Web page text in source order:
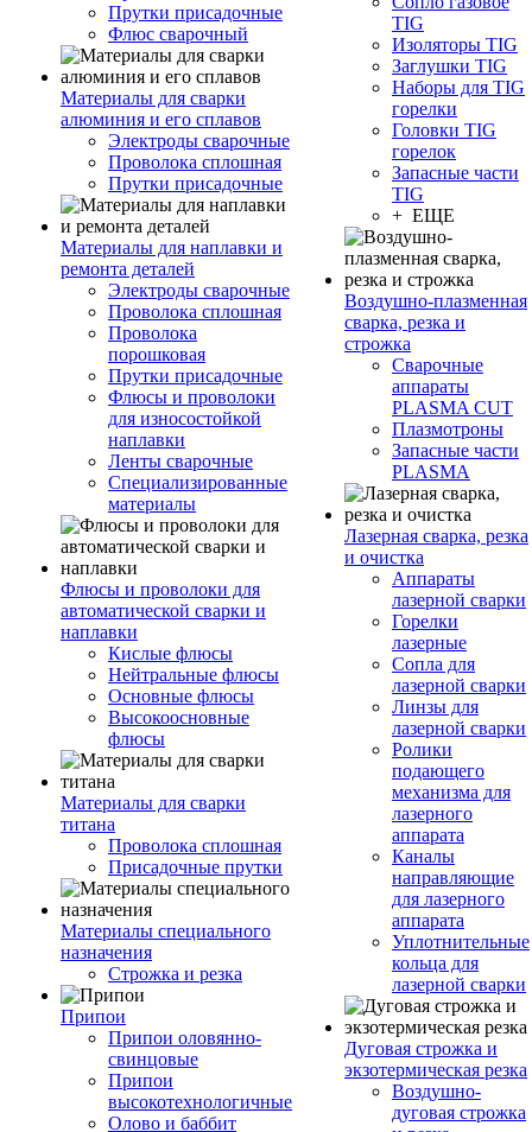
Прутки присадочные
Флюс сварочный
Материалы для сварки
алюминия и его сплавов
Электроды сварочные
Проволока сплошная
Прутки присадочные
Материалы для наплавки и
ремонта деталей
Электроды сварочные
Проволока сплошная
Проволока
порошковая
Прутки присадочные
Флюсы и проволоки
для износостойкой
наплавки
Ленты сварочные
Специализированные
материалы
Флюсы и проволоки для
автоматической сварки и
наплавки
Кислые флюсы
Нейтральные флюсы
Основные флюсы
Высокоосновные
флюсы
Материалы для сварки
титана
Проволока сплошная
Присадочные прутки
Материалы специального
назначения
Строжка и резка
Припои
Припои оловянно-
свинцовые
Припои
высокотехнологичные
Олово и баббит
TIG
Изоляторы TIG
Заглушки TIG
Наборы для TIG
горелки
Головки TIG
горелок
Запасные части
TIG
+ ЕЩЕ
Воздушно-плазменная
сварка, резка и
строжка
Сварочные
аппараты
PLASMA CUT
Плазмотроны
Запасные части
PLASMA
Лазерная сварка, резка
и очистка
Аппараты
лазерной сварки
Горелки
лазерные
Сопла для
лазерной сварки
Линзы для
лазерной сварки
Ролики
подающего
механизма для
лазерного
аппарата
Каналы
направляющие
для лазерного
аппарата
Уплотнительные
кольца для
лазерной сварки
Дуговая строжка и
экзотермическая резка
Воздушно-
дуговая строжка